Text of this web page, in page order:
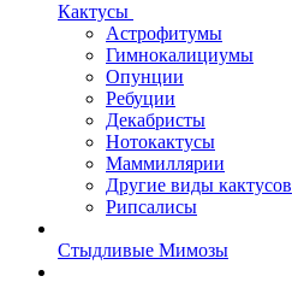
Кактусы
Астрофитумы
Гимнокалициумы
Опунции
Ребуции
Декабристы
Нотокактусы
Маммиллярии
Другие виды кактусов
Рипсалисы
Стыдливые Мимозы